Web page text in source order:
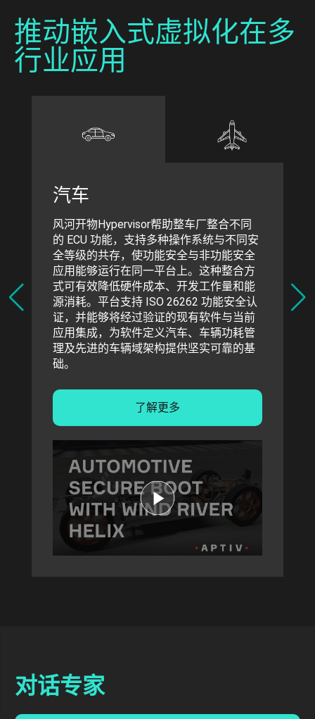
推动嵌入式虚拟化在多
行业应用
汽车
风河开物Hypervisor帮助整车厂整合不同
的 ECU 功能，支持多种操作系统与不同安
全等级的共存，使功能安全与非功能安全
应用能够运行在同一平台上。这种整合方
式可有效降低硬件成本、开发工作量和能
源消耗。平台支持 ISO 26262 功能安全认
证，并能够将经过验证的现有软件与当前
应用集成，为软件定义汽车、车辆功耗管
理及先进的车辆域架构提供坚实可靠的基
础。
了解更多
对话专家